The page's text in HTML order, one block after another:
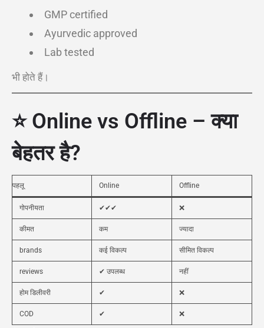
GMP certified
Ayurvedic approved
Lab tested
भी होते हैं।
⭐ Online vs Offline – क्या
बेहतर है?
पहलू Online Offline
गोपनीयता ✔✔✔ ❌
कीमत कम ज्यादा
brands कई विकल्प सीमित विकल्प
reviews ✔ उपलब्ध नहीं
होम डिलीवरी ✔ ❌
COD ✔ ❌